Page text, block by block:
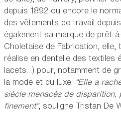
depuis 1892 ou encore le
des vêtements de travail
également sa marque de prêt-
Choletaise de Fabrication,
réalise en dentelle des textiles
lacets…) pour, notamment de
la mode et du luxe. “Elle a
siècle menacés de
finement”, souligne Tristan De